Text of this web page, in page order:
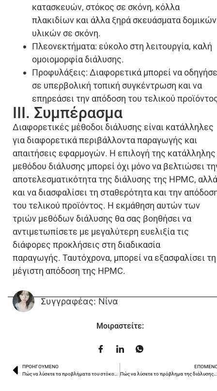
κατασκευών, στόκος σε σκόνη, κόλλα
πλακιδίων και άλλα ξηρά σκευάσματα δομικών
υλικών σε σκόνη.
Πλεονεκτήματα: εύκολο στη λειτουργία, καλή
ομοιομορφία διάλυσης.
Προφυλάξεις: Διαφορετικά μπορεί να
σε υπερβολική τοπική συγκέντρωση και να
επηρεάσει την απόδοση του τελικού
III. Συμπέρασμα
Διαφορετικές μέθοδοι διάλυσης είναι κατάλληλες
για διαφορετικά περιβάλλοντα παραγωγής και
απαιτήσεις εφαρμογών. Η επιλογή της κατάλληλης
μεθόδου διάλυσης μπορεί όχι μόνο να βελτιώσει
αποτελεσματικότητα της διάλυσης της HPMC, αλλά
και να διασφαλίσει τη σταθερότητα και την
του τελικού προϊόντος. Η εκμάθηση αυτών των
τριών μεθόδων διάλυσης θα σας βοηθήσει να
αντιμετωπίσετε με μεγαλύτερη ευελιξία τις
διάφορες προκλήσεις στη διαδικασία
παραγωγής. Ταυτόχρονα, μπορεί να εξασφαλίσει τη
μέγιστη απόδοση της HPMC.
Συγγραφέας: Νίνα
Μοιραστείτε:
ΠΡΟΗΓΟΎΜΕΝΟ